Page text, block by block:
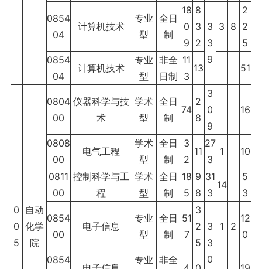
0854
04
计算机技术
专业
型
全日
制
18
0
9
8
3
2
3
3
9
3 8
2
2
5
0854
04
计算机技术
专业
型
非全
日制
11
3
13 51
0
0
5
自动
化学
院
0804
00
仪器科学与技
术
学术
型
全日
制
74
2
8
3
0
9
16
0808
00
电气工程
学术
型
全日
制
3
2
11
27
3
1 10
0811
00
控制科学与工
程
学术
型
全日
制
18
5
9
8
31
3
14
5
3
0854
00
电子信息
专业
型
全日
制
51
7
3
2
5
3
3
0
1 2
12
0
0854
专业 非全